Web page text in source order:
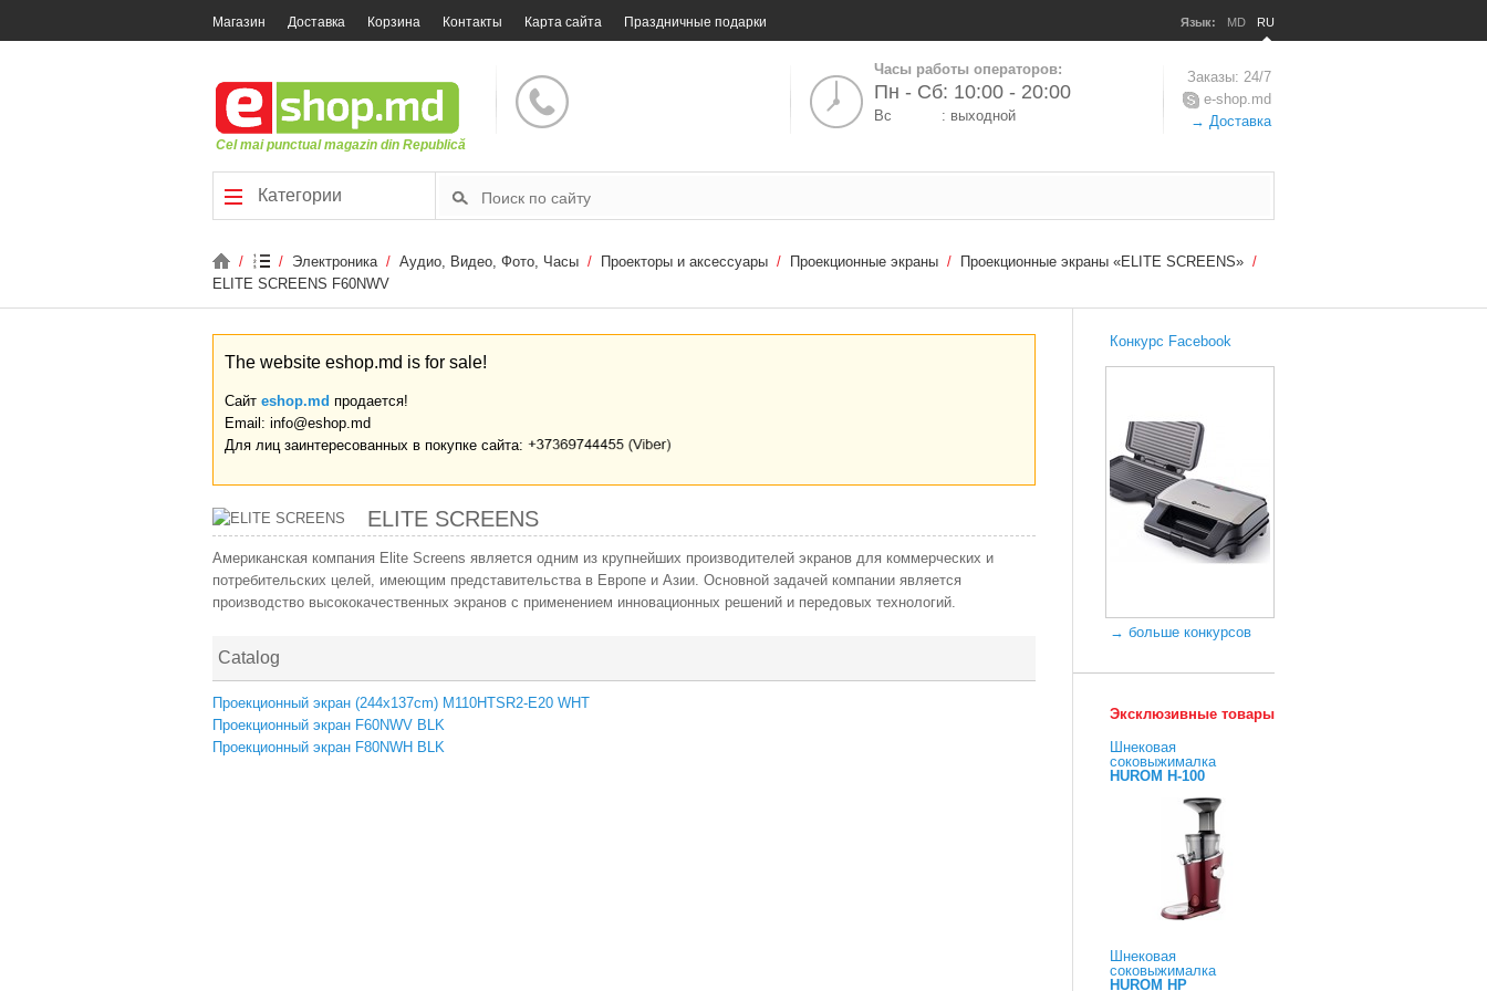
Магазин Доставка Корзина Контакты Карта сайта Праздничные подарки Язык: MD RU
Cel mai punctual magazin din Republică
Часы работы операторов:
Пн - Сб: 10:00 - 20:00
Вс : выходной
Заказы: 24/7
e-shop.md
→ Доставка
Категории
/ / Электроника / Аудио, Видео, Фото, Часы / Проекторы и аксессуары / Проекционные экраны / Проекционные экраны «ELITE SCREENS» /
ELITE SCREENS F60NWV
The website eshop.md is for sale!
Сайт eshop.md продается!
Email: info@eshop.md
Для лиц заинтересованных в покупке сайта:
ELITE SCREENS
Американская компания Elite Screens является одним из крупнейших производителей экранов для коммерческих и
потребительских целей, имеющим представительства в Европе и Азии. Основной задачей компании является
производство высококачественных экранов с применением инновационных решений и передовых технологий.
Catalog
Проекционный экран (244x137cm) M110HTSR2-E20 WHT
Проекционный экран F60NWV BLK
Проекционный экран F80NWH BLK
Конкурс Facebook
→ больше конкурсов
Эксклюзивные товары
Шнековая
соковыжималка
HUROM H-100
Шнековая
соковыжималка
HUROM HP